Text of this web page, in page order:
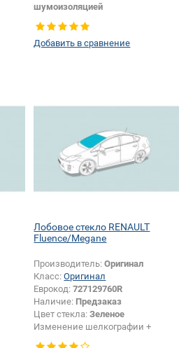
шумоизоляцией
безопасности + шелкографии:
Добавить в сравнение
Лобовое стекло RENAULT
Fluence/Megane
Производитель:Оригинал
Класс:Оригинал
Еврокод:727129760R
Наличие: Предзаказ
Цвет стекла:Зеленое
Изменение шелкографии +
крепления или положения